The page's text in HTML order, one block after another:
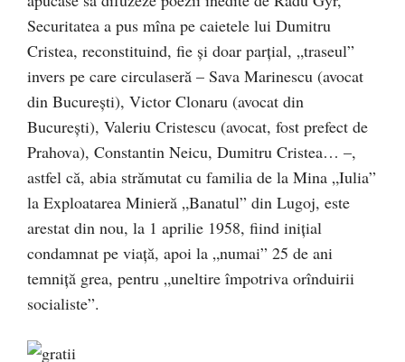
Securitatea a pus mîna pe caietele lui Du­mitru
Cristea, reconstituind, fie și doar parțial, „traseul”
invers pe care circulaseră – Sava Marinescu (avocat
din Bucu­reşti), Victor Clonaru (avocat din
Bucureşti), Va­leriu Cris­tescu (avocat, fost prefect de
Prahova), Con­stan­tin Neicu, Du­mitru Cristea… –,
astfel că, abia strămutat cu familia de la Mina „Iu­lia”
la Exploatarea Minieră „Banatul” din Lugoj, este
arestat din nou, la 1 aprilie 1958, fiind inițial
condamnat pe viață, apoi la „numai” 25 de ani
temniţă grea, pentru „uneltire împotriva orînduirii
so­cialiste”.